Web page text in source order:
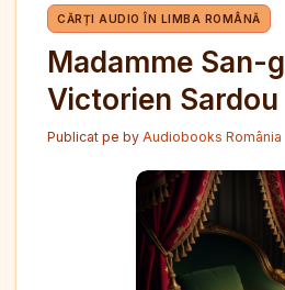
CĂRȚI AUDIO ÎN LIMBA ROMÂNĂ
Madamme San-
Victorien Sardou
Publicat pe by Audiobooks România